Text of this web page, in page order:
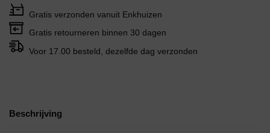
Gratis verzonden vanuit Enkhuizen
Gratis retourneren binnen 30 dagen
Voor 17.00 besteld, dezelfde dag verzonden
Beschrijving